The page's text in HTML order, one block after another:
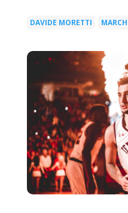
DAVIDE MORETTI